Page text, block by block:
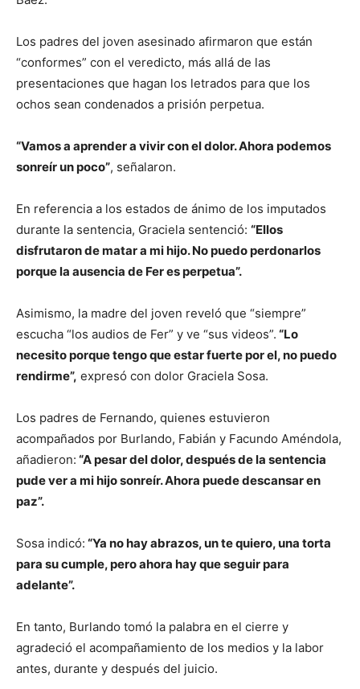
Los padres del joven asesinado afirmaron que están
“conformes” con el veredicto, más allá de las
presentaciones que hagan los letrados para que los
ochos sean condenados a prisión perpetua.
“Vamos a aprender a vivir con el dolor. Ahora podemos
sonreír un poco”, señalaron.
En referencia a los estados de ánimo de los imputados
durante la sentencia, Graciela sentenció: “Ellos
disfrutaron de matar a mi hijo. No puedo perdonarlos
porque la ausencia de Fer es perpetua”.
Asimismo, la madre del joven reveló que “siempre”
escucha “los audios de Fer” y ve “sus videos”. “Lo
necesito porque tengo que estar fuerte por el, no puedo
rendirme”, expresó con dolor Graciela Sosa.
Los padres de Fernando, quienes estuvieron
acompañados por Burlando, Fabián y Facundo Améndola,
añadieron: “A pesar del dolor, después de la sentencia
pude ver a mi hijo sonreír. Ahora puede descansar en
paz”.
Sosa indicó: “Ya no hay abrazos, un te quiero, una torta
para su cumple, pero ahora hay que seguir para
adelante”.
En tanto, Burlando tomó la palabra en el cierre y
agradeció el acompañamiento de los medios y la labor
antes, durante y después del juicio.